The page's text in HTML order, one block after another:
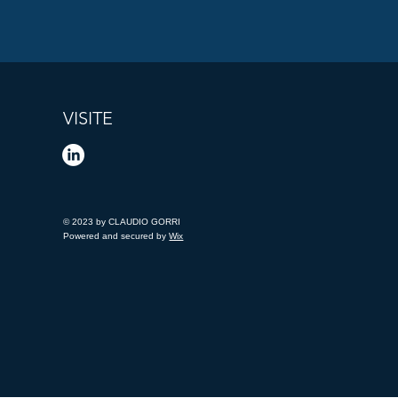
VISITE
© 2023 by CLAUDIO GORRI
Powered and secured byWix